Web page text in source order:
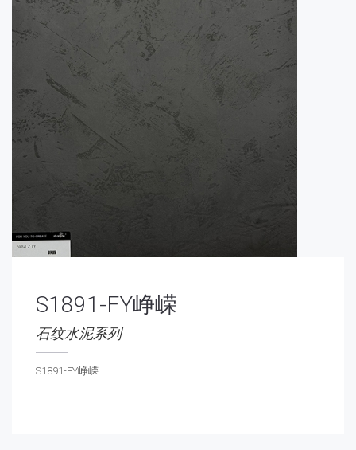
S1891-FY峥嵘
石纹水泥系列
S1891-FY峥嵘